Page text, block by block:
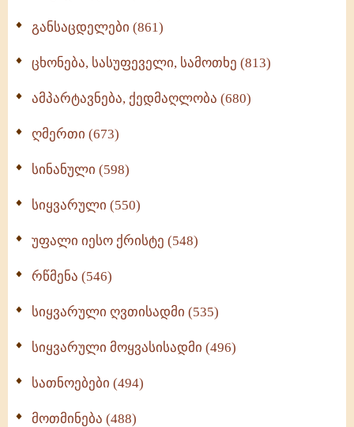
განსაცდელები (861)
ცხონება, სასუფეველი, სამოთხე (813)
ამპარტავნება, ქედმაღლობა (680)
ღმერთი (673)
სინანული (598)
სიყვარული (550)
უფალი იესო ქრისტე (548)
რწმენა (546)
სიყვარული ღვთისადმი (535)
სიყვარული მოყვასისადმი (496)
სათნოებები (494)
მოთმინება (488)